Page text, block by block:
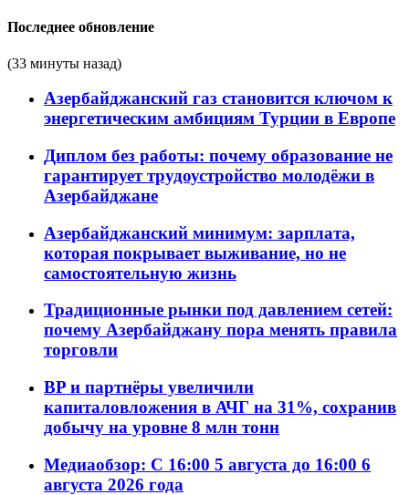
Последнее обновление
(33 минуты назад)
Азербайджанский газ становится ключом к
энергетическим амбициям Турции в Европе
Диплом без работы: почему образование не
гарантирует трудоустройство молодёжи в
Азербайджане
Азербайджанский минимум: зарплата,
которая покрывает выживание, но не
самостоятельную жизнь
Традиционные рынки под давлением сетей:
почему Азербайджану пора менять правила
торговли
BP и партнёры увеличили
капиталовложения в АЧГ на 31%, сохранив
добычу на уровне 8 млн тонн
Медиаобзор: С 16:00 5 августа до 16:00 6
августа 2026 года